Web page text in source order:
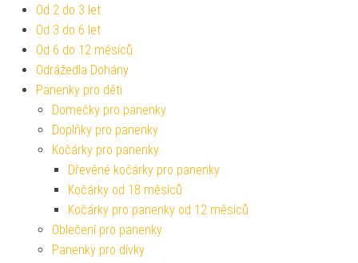
Od 2 do 3 let
Od 3 do 6 let
Od 6 do 12 měsíců
Odrážedla Dohány
Panenky pro děti
Domečky pro panenky
Doplňky pro panenky
Kočárky pro panenky
Dřevěné kočárky pro panenky
Kočárky od 18 měsíců
Kočárky pro panenky od 12 měsíců
Oblečení pro panenky
Panenky pro dívky